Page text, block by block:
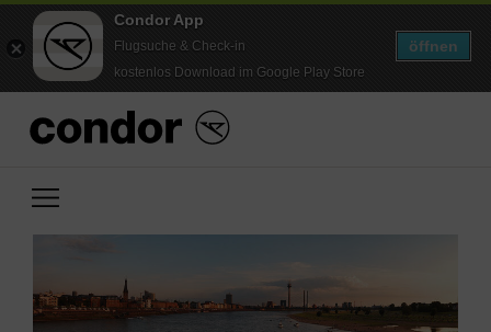
Condor App
Flugsuche & Check-in
kostenlos Download im Google Play Store
öffnen